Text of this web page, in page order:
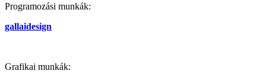
Programozási munkák:
gallaidesign
Grafikai munkák: